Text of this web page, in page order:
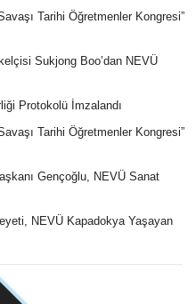
Tarihi Öğretmenler Kongresi”
Sukjong Boo’dan NEVÜ
Protokolü İmzalandı
Tarihi Öğretmenler Kongresi”
Gençoğlu, NEVÜ Sanat
NEVÜ Kapadokya Yaşayan